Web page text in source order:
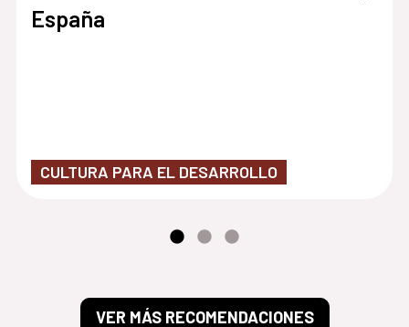
España
CULTURA PARA EL DESARROLLO
VER MÁS RECOMENDACIONES